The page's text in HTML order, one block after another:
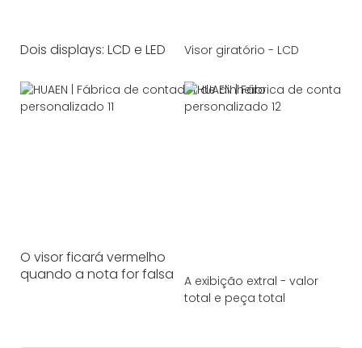
Dois displays: LCD e LED Visor giratório - LCD
O visor ficará vermelho
quando a nota for falsa
A exibição extral - valor
total e peça total